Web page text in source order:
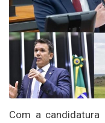
Com a